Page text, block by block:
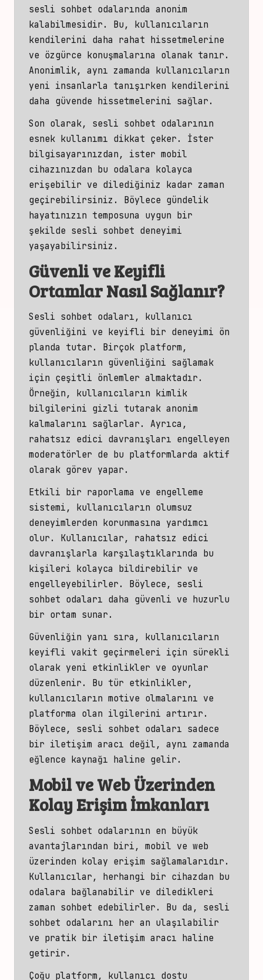
sesli sohbet odalarında anonim
kalabilmesidir. Bu, kullanıcıların
kendilerini daha rahat hissetmelerine
ve özgürce konuşmalarına olanak tanır.
Anonimlik, aynı zamanda kullanıcıların
yeni insanlarla tanışırken kendilerini
daha güvende hissetmelerini sağlar.
Son olarak, sesli sohbet odalarının
esnek kullanımı dikkat çeker. İster
bilgisayarınızdan, ister mobil
cihazınızdan bu odalara
kolayca
erişebilir ve dilediğiniz kadar zaman
geçirebilirsiniz. Böylece gündelik
hayatınızın temposuna uygun bir
şekilde sesli sohbet deneyimi
yaşayabilirsiniz.
Güvenli ve Keyifli
Ortamlar Nasıl Sağlanır?
Sesli sohbet odaları, kullanıcı
güvenliğini ve keyifli bir deneyimi ön
planda tutar. Birçok platform,
kullanıcıların güvenliğini sağlamak
için çeşitli önlemler almaktadır.
Örneğin, kullanıcıların kimlik
bilgilerini gizli tutarak anonim
kalmalarını sağlarlar. Ayrıca,
rahatsız edici davranışları engelleyen
moderatörler de bu platformlarda aktif
olarak görev yapar.
Etkili bir raporlama ve engelleme
sistemi, kullanıcıların olumsuz
deneyimlerden korunmasına yardımcı
olur. Kullanıcılar, rahatsız edici
davranışlarla karşılaştıklarında bu
kişileri kolayca bildirebilir ve
engelleyebilirler. Böylece, sesli
sohbet odaları daha güvenli ve huzurlu
bir ortam sunar.
Güvenliğin yanı sıra, kullanıcıların
keyifli vakit geçirmeleri için sürekli
olarak yeni etkinlikler ve oyunlar
düzenlenir. Bu tür etkinlikler,
kullanıcıların motive olmalarını ve
platforma olan ilgilerini artırır.
Böylece, sesli sohbet odaları sadece
bir iletişim aracı değil, aynı zamanda
eğlence kaynağı haline gelir.
Mobil ve Web Üzerinden
Kolay Erişim İmkanları
Sesli sohbet odalarının en büyük
avantajlarından biri, mobil ve web
üzerinden kolay erişim sağlamalarıdır.
Kullanıcılar, herhangi bir cihazdan bu
odalara bağlanabilir ve diledikleri
zaman sohbet edebilirler. Bu da, sesli
sohbet odalarını her an ulaşılabilir
ve pratik bir iletişim aracı haline
getirir.
Çoğu platform, kullanıcı dostu